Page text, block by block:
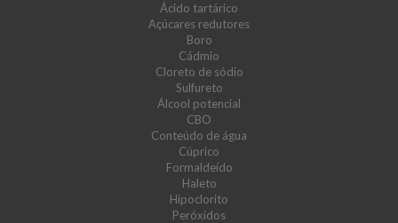
Ácido tartárico
Açúcares redutores
Boro
Cádmio
Cloreto de sódio
Sulfureto
Álcool potencial
CBO
Conteúdo de água
Cúprico
Formaldeído
Haleto
Hipoclorito
Peróxidos